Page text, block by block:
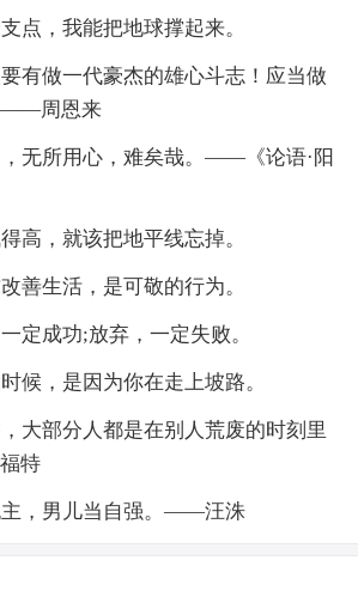
点，我能把地球撑起来。
有做一代豪杰的雄心斗志！应当做
——周恩来
无所用心，难矣哉。——《论语·阳
高，就该把地平线忘掉。
善生活，是可敬的行为。
定成功;放弃，一定失败。
候，是因为你在走上坡路。
大部分人都是在别人荒废的时刻里
特
主，男儿当自强。——汪洙